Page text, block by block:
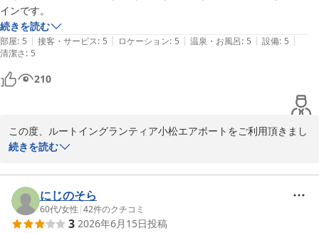
お客様のまたのお越しを心よりお待ちしております。
陳
小松天然温泉ルートイングランティア小松エアポート
2026-06-03
インです。
続きを読む
部屋: 5 | 接客・サービス: 5 | ロケーション: 5 | 温泉・お風呂: 5 | 設備: 5 |
清潔さ: 5
210
この度、ルートイングランティア小松エアポートをご利用頂きまし
て、誠にありがとうございます。
当館の温泉施設をご満足頂けた様子で、大変嬉しく思います。
こちらの天然温泉は冷え性や疲労回復などの効果がございます。
日帰り入浴も営業しておりますので、
続きを読む
にじのそら
60代/女性 |42件のクチコミ
3 2026年6月15日投稿